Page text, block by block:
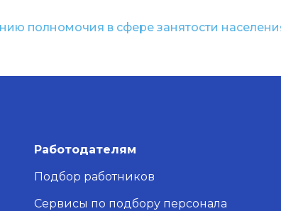
полномочия в сфере занятости
Работодателям
Подбор работников
Сервисы по подбору персонала